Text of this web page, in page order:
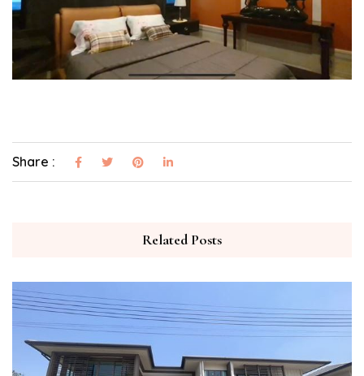
Share :
Related Posts